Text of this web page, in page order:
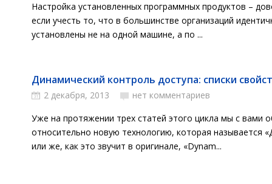
Настройка установленных программных продуктов –
если учесть то, что в большинстве организаций
установлены не на одной машине, а по ...
Динамический контроль доступа: списки
2 декабря, 2013
нет комментариев
Уже на протяжении трех статей этого цикла мы с вами
относительно новую технологию, которая называется
или же, как это звучит в оригинале, «Dynam...